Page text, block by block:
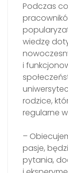
Podczas
wiedzę
i
rodzice,
regularne
–
pasje,
pytania,